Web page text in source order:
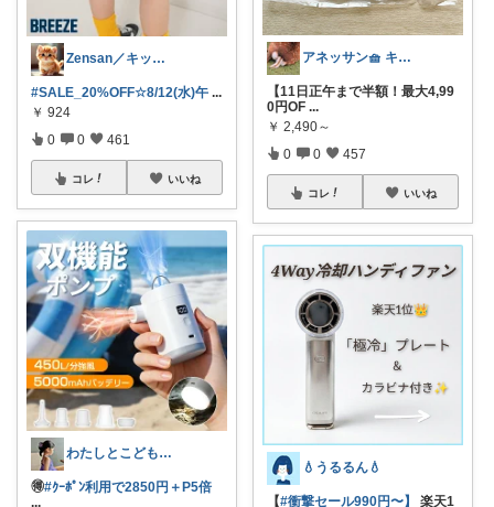
Zensan／キッズ☆ベビーROOM
#SALE_20%OFF☆8/12(水)午 ...
￥ 924
0 0 461
コレ いいね
わたしとこどもの好きメモ 🧺
🉐#ｸｰﾎﾟﾝ利用で2850円＋P5倍
...
アネッサン🧺 キッチンと暮らしの実用品
【11日正午まで半額！最大4,99
0円OF ...
￥ 2,490～
0 0 457
コレ いいね
💧うるるん💧
【#衝撃セール990円〜】
楽天1